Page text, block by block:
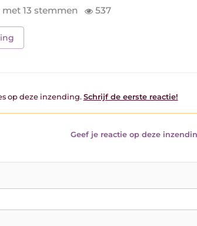
met 13 stemmen 537
op deze inzending. Schrijf de eerste reactie!
Geef je reactie op deze